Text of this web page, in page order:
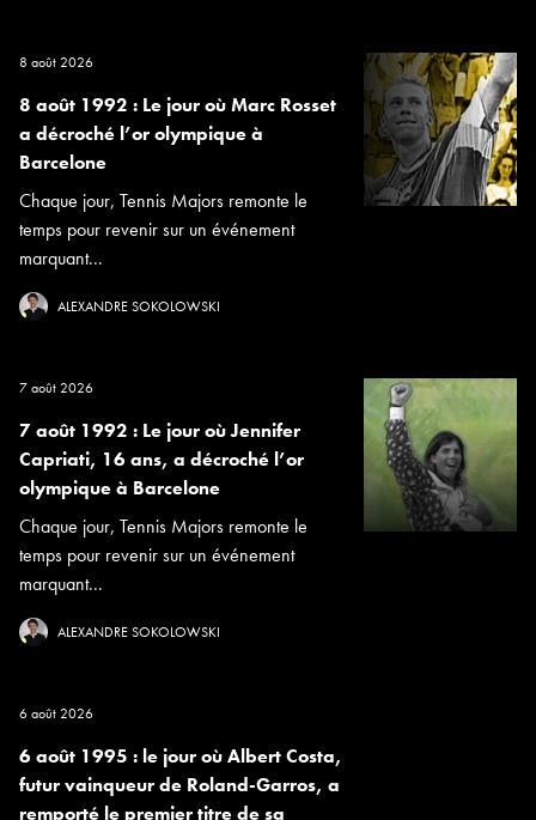
8 août 2026
8 août 1992 : Le jour où Marc Rosset
a décroché l’or olympique à
Barcelone
Chaque jour, Tennis Majors remonte le
temps pour revenir sur un événement
marquant...
ALEXANDRE SOKOLOWSKI
7 août 2026
7 août 1992 : Le jour où Jennifer
Capriati, 16 ans, a décroché l’or
olympique à Barcelone
Chaque jour, Tennis Majors remonte le
temps pour revenir sur un événement
marquant...
ALEXANDRE SOKOLOWSKI
6 août 2026
6 août 1995 : le jour où Albert Costa,
futur vainqueur de Roland-Garros, a
remporté le premier titre de sa